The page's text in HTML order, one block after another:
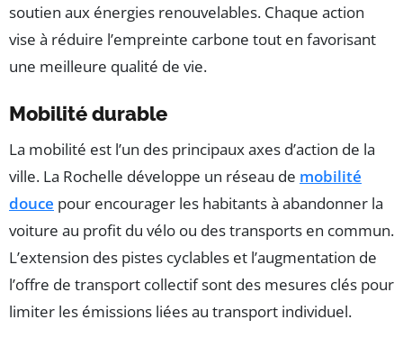
soutien aux énergies renouvelables. Chaque action
vise à réduire l’empreinte carbone tout en favorisant
une meilleure qualité de vie.
Mobilité durable
La mobilité est l’un des principaux axes d’action de la
ville. La Rochelle développe un réseau de mobilité
douce pour encourager les habitants à abandonner la
voiture au profit du vélo ou des transports en commun.
L’extension des pistes cyclables et l’augmentation de
l’offre de transport collectif sont des mesures clés pour
limiter les émissions liées au transport individuel.